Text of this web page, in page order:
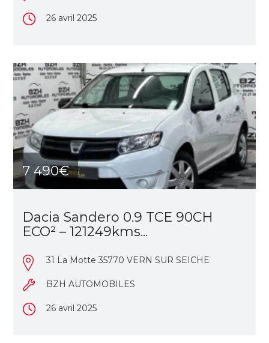
26 avril 2025
7 490€
Dacia Sandero 0.9 TCE 90CH
ECO² – 121249kms...
31 La Motte 35770 VERN SUR SEICHE
BZH AUTOMOBILES
26 avril 2025